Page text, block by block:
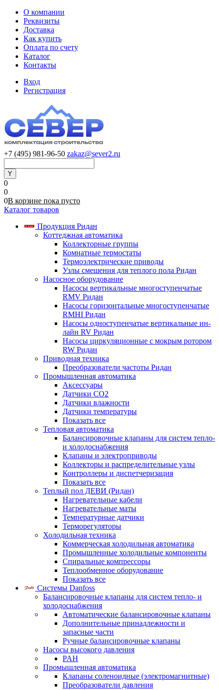
О компании
Реквизиты
Доставка
Как купить
Оплата по счету
Каталог
Контакты
Вход
Регистрация
+7 (495) 981-96-50 zakaz@sever2.ru
0
0
0В корзине пока пусто
Каталог товаров
Продукция Ридан
Коттеджная автоматика
Коллекторные группы
Комнатные термостаты
Термоэлектрические приводы
Узлы смешения для теплого пола Ридан
Насосное оборудование
Насосы вертикальные многоступенчатые
RMV Ридан
Насосы горизонтальные многоступенчатые
RMHI Ридан
Насосы одноступенчатые вертикальные ин-
лайн RV Ридан
Насосы циркуляционные с мокрым ротором
RW Ридан
Приводная техника
Преобразователи частоты Ридан
Промышленная автоматика
Аксессуары
Датчики CO2
Датчики влажности
Датчики температуры
Показать все
Тепловая автоматика
Балансировочные клапаны для систем тепло-
и холодоснабжения
Клапаны и электроприводы
Коллекторы и распределительные узлы
Контроллеры и диспетчеризация
Показать все
Теплый пол ДЕВИ (Ридан)
Нагревательные кабели
Нагревательные маты
Температурные датчики
Терморегуляторы
Холодильная техника
Коммерческая холодильная автоматика
Промышленные холодильные компоненты
Спиральные компрессоры
Теплообменное оборудование
Показать все
Системы Danfoss
Балансировочные клапаны для систем тепло- и
холодоснабжения
Автоматические балансировочные клапаны
Дополнительные принадлежности и
запасные части
Ручные балансировочные клапаны
Насосы высокого давления
PAH
Промышленная автоматика
Клапаны соленоидные (электромагнитные)
Преобразователи давления